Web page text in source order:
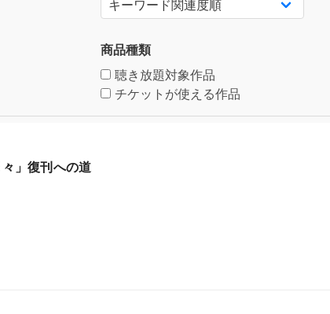
商品種類
聴き放題対象作品
チケットが使える作品
」復刊への道